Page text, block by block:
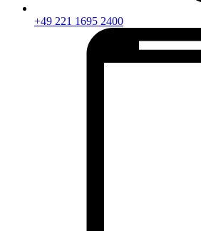
+49 221 1695 2400